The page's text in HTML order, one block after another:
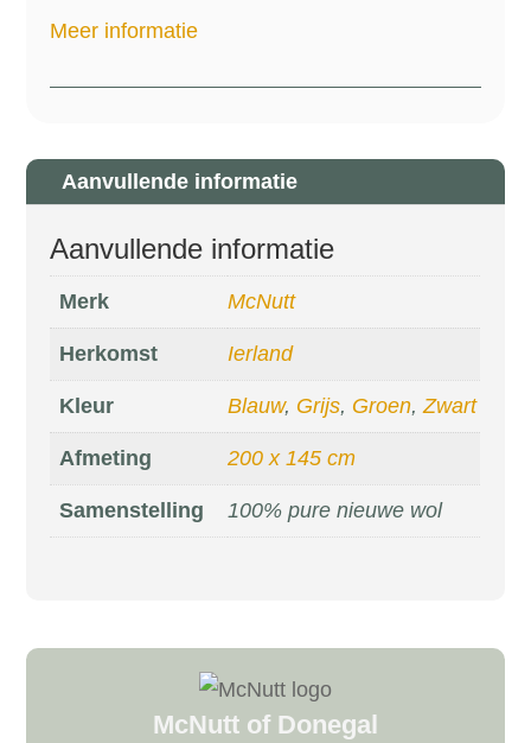
Meer informatie
Aanvullende informatie
Aanvullende informatie
Merk McNutt
Herkomst Ierland
Kleur Blauw, Grijs, Groen,Zwart
Afmeting 200 x 145 cm
Samenstelling 100% pure nieuwe wol
McNutt of Donegal